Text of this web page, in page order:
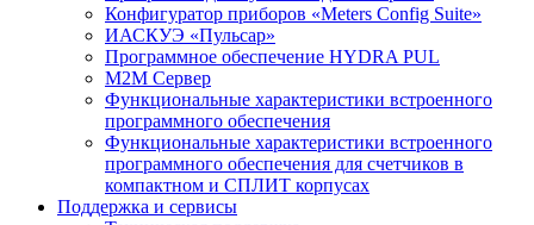
Конфигуратор приборов «Meters Config Suite»
ИАСКУЭ «Пульсар»
Программное обеспечение HYDRA PUL
M2M Сервер
Функциональные характеристики встроенного
программного обеспечения
Функциональные характеристики встроенного
программного обеспечения для счетчиков в
компактном и СПЛИТ корпусах
Поддержка и сервисы